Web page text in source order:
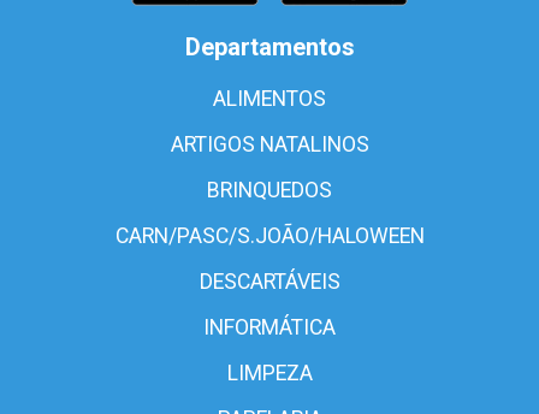
Departamentos
ALIMENTOS
ARTIGOS NATALINOS
BRINQUEDOS
CARN/PASC/S.JOÃO/HALOWEEN
DESCARTÁVEIS
INFORMÁTICA
LIMPEZA